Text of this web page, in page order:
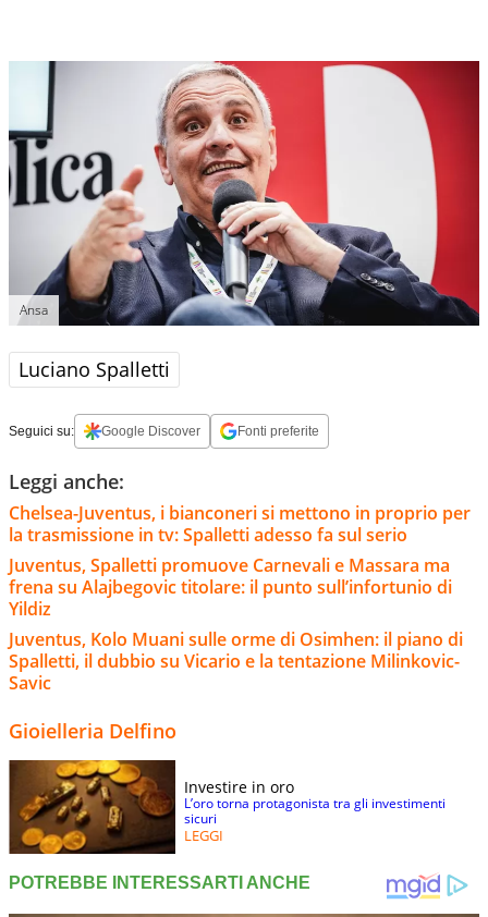
Ansa
Luciano Spalletti
Seguici su: Google Discover Fonti preferite
Leggi anche:
Chelsea-Juventus, i bianconeri si mettono in proprio per
la trasmissione in tv: Spalletti adesso fa sul serio
Juventus, Spalletti promuove Carnevali e Massara ma
frena su Alajbegovic titolare: il punto sull’infortunio di
Yildiz
Juventus, Kolo Muani sulle orme di Osimhen: il piano di
Spalletti, il dubbio su Vicario e la tentazione Milinkovic-
Savic
Gioielleria Delfino
Investire in oro
L’oro torna protagonista tra gli investimenti
sicuri
LEGGI